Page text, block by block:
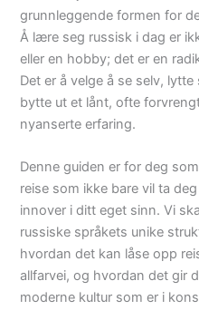
grunnleggende formen for
Å lære seg russisk i dag er
eller en hobby; det er en
Det er å velge å se selv,
bytte ut et lånt, ofte
nyanserte erfaring.
Denne guiden er for deg
reise som ikke bare vil ta
innover i ditt eget sinn. Vi
russiske språkets unike
hvordan det kan låse opp
allfarvei, og hvordan det gir
moderne kultur som er i